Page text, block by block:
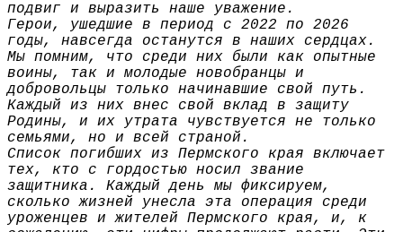
подвиг и выразить наше уважение.
Герои, ушедшие в период с 2022 по 2026
годы, навсегда останутся в наших сердцах.
Мы помним, что среди них были как опытные
воины, так и молодые новобранцы и
добровольцы только начинавшие свой путь.
Каждый из них внес свой вклад в защиту
Родины, и их утрата чувствуется не только
семьями, но и всей страной.
Список погибших из Пермского края включает
тех, кто с гордостью носил звание
защитника. Каждый день мы фиксируем,
сколько жизней унесла эта операция среди
уроженцев и жителей Пермского края, и, к